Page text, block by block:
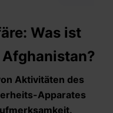
Was ist
Aktivitäten des
Apparates